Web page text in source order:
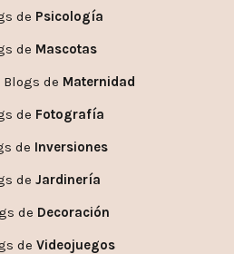
de Psicología
de Mascotas
Blogs de Maternidad
de Fotografía
de Inversiones
de Jardinería
de Decoración
de Videojuegos